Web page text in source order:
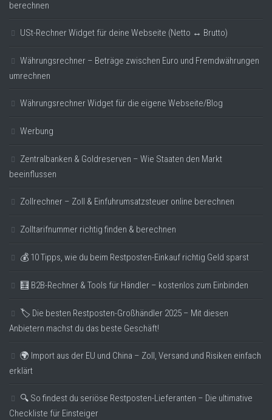
berechnen
USt-Rechner Widget für deine Webseite (Netto ↔ Brutto)
Währungsrechner – Beträge zwischen Euro und Fremdwährungen
umrechnen
Währungsrechner Widget für die eigene Webseite/Blog
Werbung
Zentralbanken & Goldreserven – Wie Staaten den Markt
beeinflussen
Zollrechner – Zoll & Einfuhrumsatzsteuer online berechnen
Zolltarifnummer richtig finden & berechnen
💰 10 Tipps, wie du beim Restposten-Einkauf richtig Geld sparst
🧮 B2B-Rechner & Tools für Händler – kostenlos zum Einbinden
🏷️ Die besten Restposten-Großhändler 2025 – Mit diesen
Anbietern machst du das beste Geschäft!
🌍 Import aus der EU und China – Zoll, Versand und Risiken einfach
erklärt
🔍 So findest du seriöse Restposten-Lieferanten – Die ultimative
Checkliste für Einsteiger